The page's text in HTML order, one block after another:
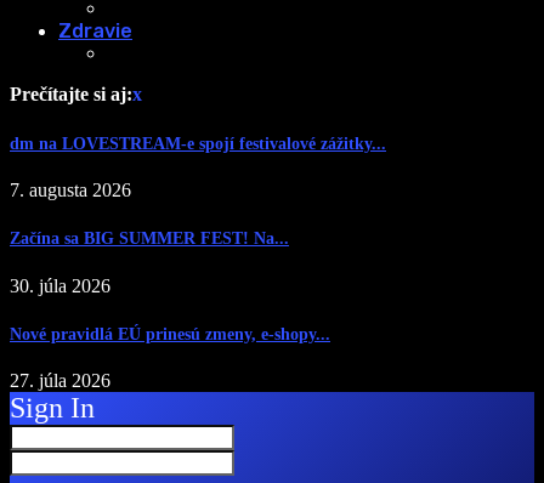
Zdravie
Prečítajte si aj:x
dm na LOVESTREAM-e spojí festivalové zážitky...
7. augusta 2026
Začína sa BIG SUMMER FEST! Na...
30. júla 2026
Nové pravidlá EÚ prinesú zmeny, e-shopy...
27. júla 2026
Sign In